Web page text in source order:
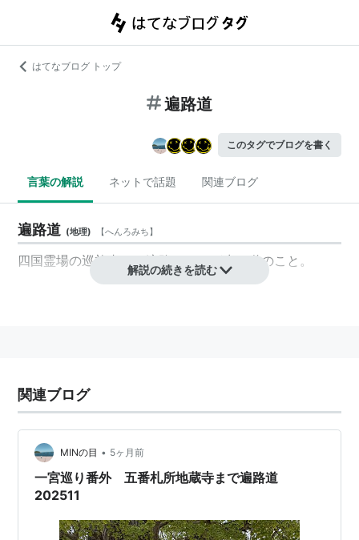
はてなブログ トップ
遍路道
このタグでブログを書く
言葉の解説 ネットで話題 関連ブログ
遍路道 (地理) 【へんろみち】
四国霊場の巡礼者（お遍路さん）が歩く道のこと。
解説の続きを読む
関連ブログ
MINの目 • 5ヶ月前
一宮巡り番外 五番札所地蔵寺まで遍路道
202511